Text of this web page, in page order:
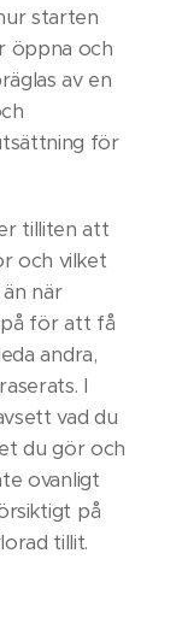
starten
öppna och
av en
för
tilliten att
och vilket
när
för att få
andra,
I
vad du
du gör och
ovanligt
på
tillit.